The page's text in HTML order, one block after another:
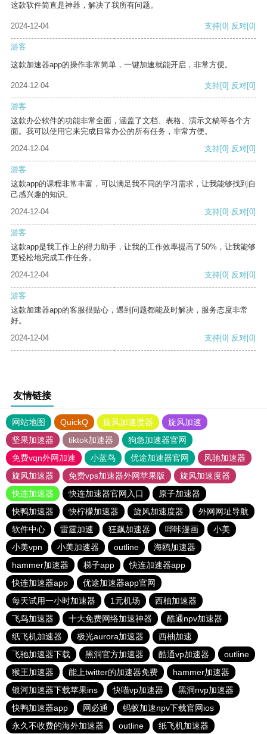
这款软件简直是神器，解决了我所有问题。
2024-12-04 支持[0] 反对[0]
游客
这款加速器app的操作非常简单，一键加速就能开启，非常方便。
2024-12-04 支持[0] 反对[0]
游客
这款办公软件的功能非常全面，涵盖了文档、表格、演示文稿等各个方
面。我可以使用它来完成日常办公的所有任务，非常方便。
2024-12-04
支持[0] 反对[0]
游客
这款app的课程非常丰富，可以满足我不同的学习需求，让我能够找到自
己感兴趣的知识。
2024-12-04
支持[0] 反对[0]
游客
这款app是我工作上的得力助手，让我的工作效率提高了50%，让我能够
更轻松地完成工作任务。
2024-12-04
支持[0] 反对[0]
游客
这款加速器app的客服很贴心，遇到问题都能及时解决，服务态度非常
好。
2024-12-04
支持[0] 反对[0]
友情链接
网站地图 QuickQ 旋风加速度器
旋风加速
坚果加速器
tiktok加速器
狗急加速器官网
免费vqn外网加速
小蓝鸟 优途加速器官网
风驰加速器
旋风加速器
免费vps加速器外网苹果版
旋风加速度器
快连加速器
快连加速器官网入口
原子加速器
快鸭加速器
快柠檬加速器 旋风加速度器
外网网址导航
软件中心
雷霆加速 狂飙加速器 哔咔漫画
小美
小美vpn
小美加速器 outline
海鸥加速器
hammer加速器
梯子app
快连加速器app
快连加速器app
优途加速器app官网
每天试用一小时加速器
1元机场
西柚加速器
飞鸟加速器
十大免费网络加速神器
酷通npv加速器
纸飞机加速器
极光aurora加速器
西柚加速
飞驰加速器下载
黑洞官方加速器 酷通vp加速器
outline
猴王加速器
能上twitter的加速器免费
hammer加速器
银河加速器下载苹果ins
快喵vp加速器
黑洞nvp加速器
快鸭加速器app
网必通
蚂蚁加速npv下载官网ios
永久不收费的海外加速器
outline 纸飞机加速器